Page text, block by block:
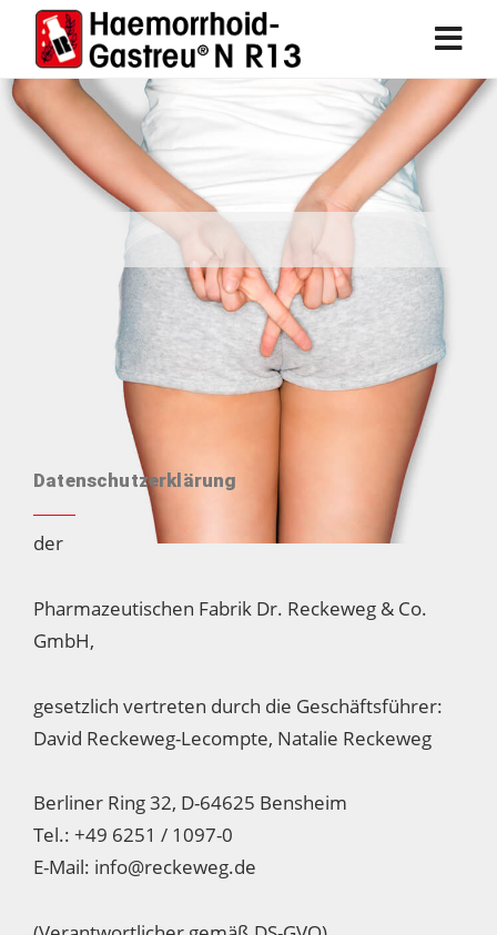
Datenschutzerklärung
der
Pharmazeutischen Fabrik Dr. Reckeweg & Co.
GmbH,
gesetzlich vertreten durch die Geschäftsführer:
David Reckeweg-Lecompte, Natalie Reckeweg
Berliner Ring 32, D-64625 Bensheim
Tel.: +49 6251 / 1097-0
E-Mail: info@reckeweg.de